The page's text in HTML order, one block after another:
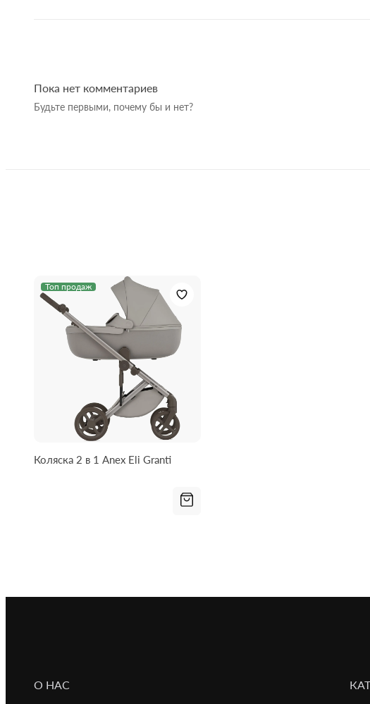
Вместительная корзина – выдерживает до 10 кг.,
Комплектация:
Пока нет комментариев
Будьте первыми, почему бы и нет?
Топ продаж
Коляска 2 в 1 Anex Eli Granti
О НАС